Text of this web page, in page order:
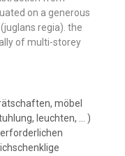
on a generous
regia). the
of multi-storey
möbel
leuchten, … )